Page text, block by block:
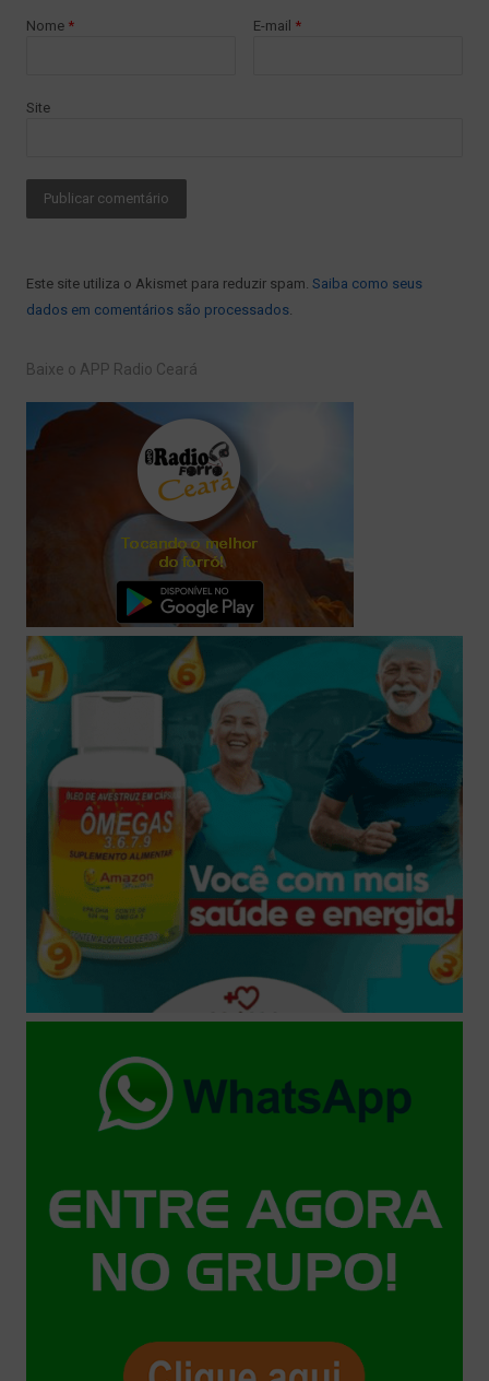
Nome * E-mail *
Site
Este site utiliza o Akismet para reduzir spam. Saiba como seus
dados em comentários são processados
Baixe o APP Radio Ceará